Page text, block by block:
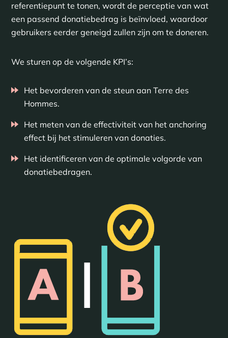
referentiepunt te tonen, wordt de perceptie van wat
een passend donatiebedrag is beïnvloed, waardoor
gebruikers eerder geneigd zullen zijn om te doneren.
We sturen op de volgende KPI’s:
Het bevorderen van de steun aan Terre des
Hommes.
Het meten van de effectiviteit van het anchoring
effect bij het stimuleren van donaties.
Het identificeren van de optimale volgorde van
donatiebedragen.